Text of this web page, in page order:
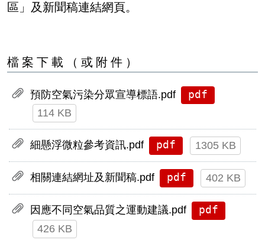
區」及新聞稿連結網頁。
檔案下載（或附件）
預防空氣污染分眾宣導標語.pdf pdf
114 KB
細懸浮微粒參考資訊.pdf pdf 1305 KB
相關連結網址及新聞稿.pdf pdf 402 KB
因應不同空氣品質之運動建議.pdf pdf
426 KB